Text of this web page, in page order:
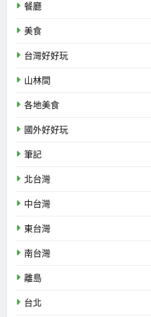
餐廳
美食
台灣好好玩
山林間
各地美食
國外好好玩
筆記
北台灣
中台灣
東台灣
南台灣
離島
台北